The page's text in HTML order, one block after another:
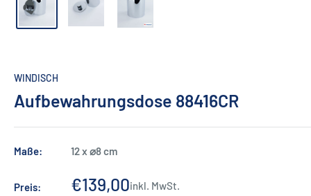
WINDISCH
Aufbewahrungsdose 88416CR
Maße: 12 x ⌀8 cm
Preis: Sonderpreis
€139,00inkl. MwSt.